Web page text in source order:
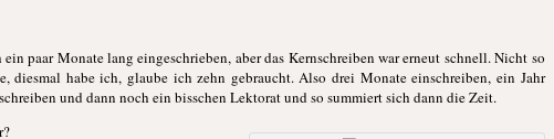
paar Monate lang eingeschrieben, aber das Kernschreiben war erneut schnell. Nicht so
diesmal habe ich, glaube ich zehn gebraucht. Also drei Monate einschreiben, ein Jahr
und dann noch ein bisschen Lektorat und so summiert sich dann die Zeit.